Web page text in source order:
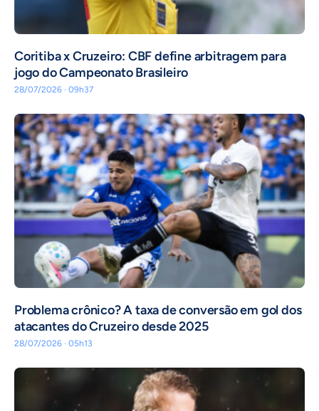
Coritiba x Cruzeiro: CBF define arbitragem para
jogo do Campeonato Brasileiro
28/07/2026 · 09h37
Problema crônico? A taxa de conversão em gol dos
atacantes do Cruzeiro desde 2025
28/07/2026 · 05h13